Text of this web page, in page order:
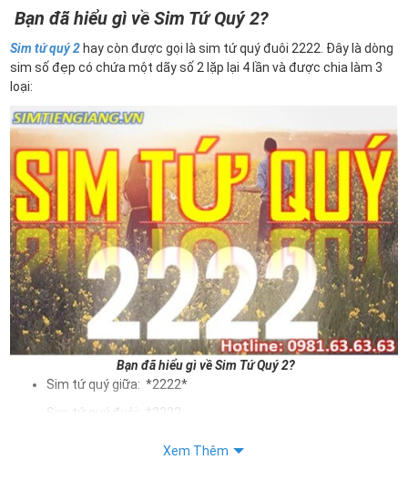
Bạn đã hiểu gì về Sim Tứ Quý 2?
Sim tứ quý 2 hay còn được gọi là sim tứ quý đuôi 2222. Đây là dòng
sim số đẹp có chứa một dãy số 2 lặp lại 4 lần và được chia làm 3
loại:
Bạn đã hiểu gì về Sim Tứ Quý 2?
Sim tứ quý giữa: *2222*
Sim tứ quý đuôi: *2222
Xem Thêm